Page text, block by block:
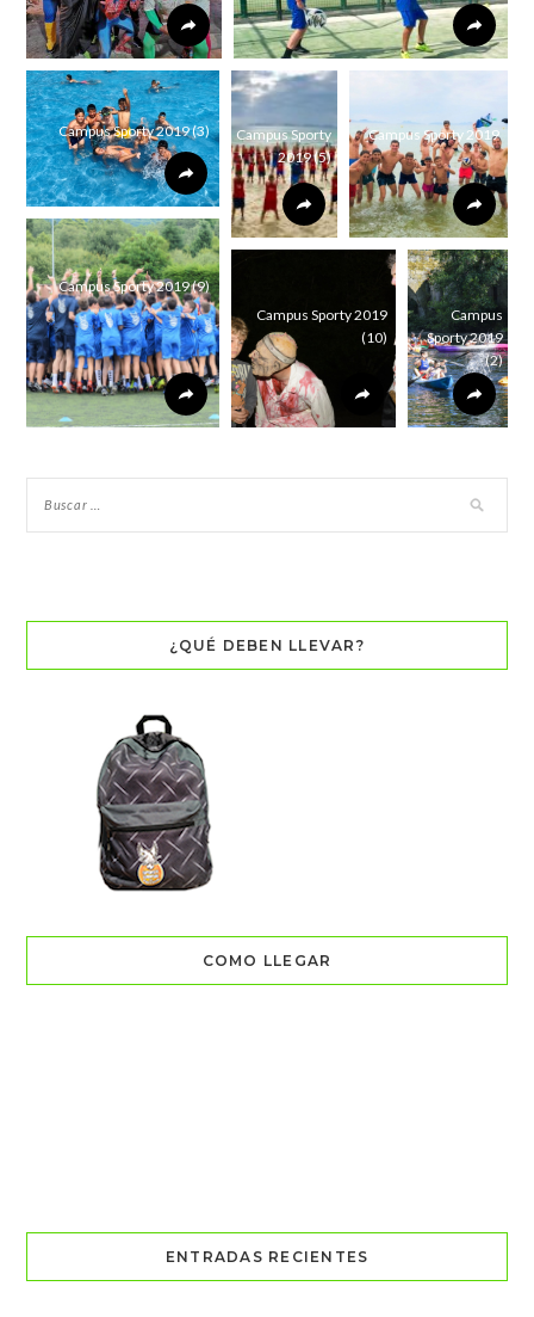
Campus Sporty 2019 (3)
Campus Sporty
2019 (5)
Campus Sporty 2019
Campus Sporty 2019 (9)
Campus Sporty 2019
(10)
Campus
Sporty 2019
(2)
¿QUÉ DEBEN LLEVAR?
COMO LLEGAR
ENTRADAS RECIENTES